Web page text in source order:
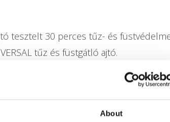
About
tesztelt 30 perces tűz- és
tűz és füstgátló ajtó.